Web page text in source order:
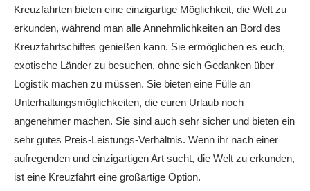
Kreuzfahrten bieten eine einzigartige Möglichkeit, die Welt zu
erkunden, während man alle Annehmlichkeiten an Bord des
Kreuzfahrtschiffes genießen kann. Sie ermöglichen es euch,
exotische Länder zu besuchen, ohne sich Gedanken über
Logistik machen zu müssen. Sie bieten eine Fülle an
Unterhaltungsmöglichkeiten, die euren Urlaub noch
angenehmer machen. Sie sind auch sehr sicher und bieten ein
sehr gutes Preis-Leistungs-Verhältnis. Wenn ihr nach einer
aufregenden und einzigartigen Art sucht, die Welt zu erkunden,
ist eine Kreuzfahrt eine großartige Option.